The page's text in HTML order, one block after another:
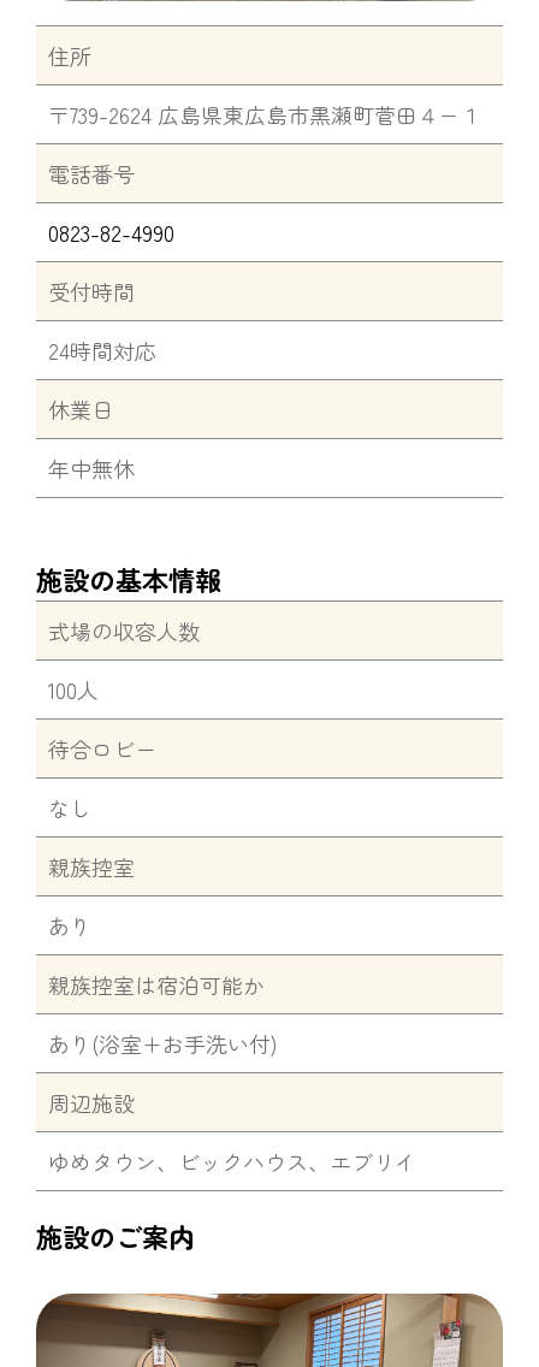
住所
〒739-2624 広島県東広島市黒瀬町菅田４−１
電話番号
0823-82-4990
受付時間
24時間対応
休業日
年中無休
施設の基本情報
式場の収容人数
100人
待合ロビー
なし
親族控室
あり
親族控室は宿泊可能か
あり(浴室+お手洗い付)
周辺施設
ゆめタウン、ビックハウス、エブリイ
施設のご案内